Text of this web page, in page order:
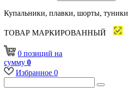
Купальники, плавки, шорты, туники
ТОВАР МАРКИРОВАННЫЙ
0 позиций на
сумму 0
Избранное 0